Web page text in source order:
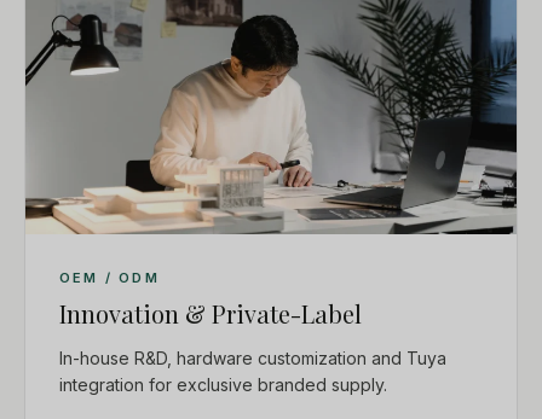
OEM / ODM
Innovation & Private-Label
In-house R&D, hardware customization and Tuya
integration for exclusive branded supply.